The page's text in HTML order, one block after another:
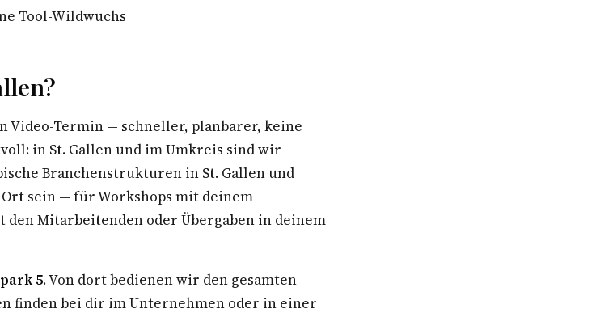
Tool-Wildwuchs
Video-Termin — schneller, planbarer, keine
in St. Gallen und im Umkreis sind wir
Branchenstrukturen in St. Gallen und
sein — für Workshops mit deinem
Mitarbeitenden oder Übergaben in deinem
5. Von dort bedienen wir den gesamten
finden bei dir im Unternehmen oder in einer